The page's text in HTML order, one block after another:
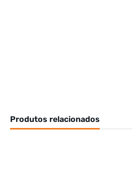
Produtos relacionados